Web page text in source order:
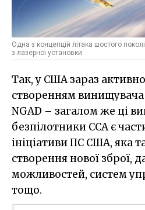
Одна з концепцій літака шостого
з лазерної установки
Так, у США зараз
створенням
NGAD – загалом же ці
безпілотники CCA є
ініціативи ПС США, яка
створення нової зброї,
можливостей, систем
тощо.